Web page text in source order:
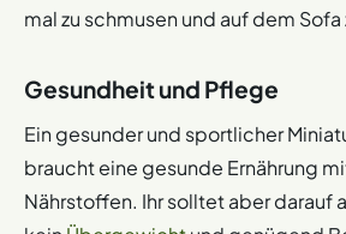
mal zu schmusen und auf dem
Gesundheit und Pflege
Ein gesunder und sportlicher
braucht eine gesunde Ernährung
Nährstoffen. Ihr solltet aber darauf